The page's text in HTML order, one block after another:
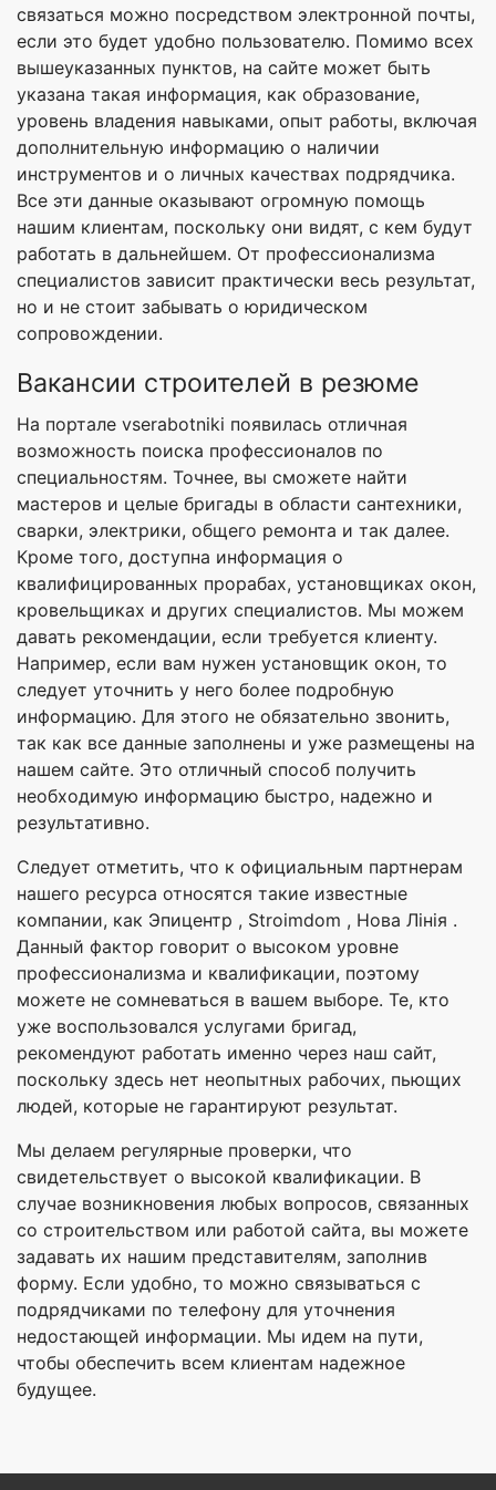
связаться можно посредством электронной почты,
если это будет удобно пользователю. Помимо всех
вышеуказанных пунктов, на сайте может быть
указана такая информация, как образование,
уровень владения навыками, опыт работы, включая
дополнительную информацию о наличии
инструментов и о личных качествах подрядчика.
Все эти данные оказывают огромную помощь
нашим клиентам, поскольку они видят, с кем будут
работать в дальнейшем. От профессионализма
специалистов зависит практически весь результат,
но и не стоит забывать о юридическом
сопровождении.
Вакансии строителей в резюме
На портале vserabotniki появилась отличная
возможность поиска профессионалов по
специальностям. Точнее, вы сможете найти
мастеров и целые бригады в области сантехники,
сварки, электрики, общего ремонта и так далее.
Кроме того, доступна информация о
квалифицированных прорабах, установщиках окон,
кровельщиках и других специалистов. Мы можем
давать рекомендации, если требуется клиенту.
Например, если вам нужен установщик окон, то
следует уточнить у него более подробную
информацию. Для этого не обязательно звонить,
так как все данные заполнены и уже размещены на
нашем сайте. Это отличный способ получить
необходимую информацию быстро, надежно и
результативно.
Следует отметить, что к официальным партнерам
нашего ресурса относятся такие известные
компании, как Эпицентр , Stroimdom , Нова Лінія .
Данный фактор говорит о высоком уровне
профессионализма и квалификации, поэтому
можете не сомневаться в вашем выборе. Те, кто
уже воспользовался услугами бригад,
рекомендуют работать именно через наш сайт,
поскольку здесь нет неопытных рабочих, пьющих
людей, которые не гарантируют результат.
Мы делаем регулярные проверки, что
свидетельствует о высокой квалификации. В
случае возникновения любых вопросов, связанных
со строительством или работой сайта, вы можете
задавать их нашим представителям, заполнив
форму. Если удобно, то можно связываться с
подрядчиками по телефону для уточнения
недостающей информации. Мы идем на пути,
чтобы обеспечить всем клиентам надежное
будущее.